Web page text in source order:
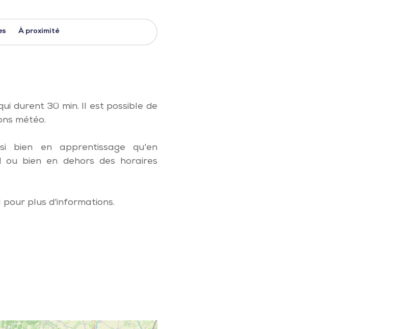
À proximité
durent 30 min. Il est possible de
météo.
bien en apprentissage qu'en
ou bien en dehors des horaires
plus d'informations.